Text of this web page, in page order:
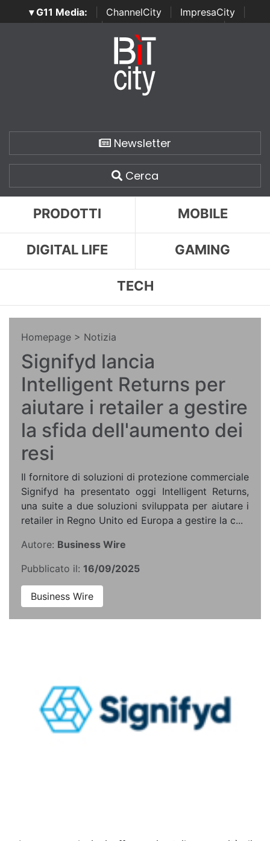
▾ G11 Media: ChannelCity ImpresaCity
SecurityOpenLab | Italian Channel Awards | Italian
Italian Security Awards
Newsletter
Cerca
PRODOTTI MOBILE
DIGITAL LIFE GAMING
TECH
Homepage > Notizia
Signifyd lancia
Intelligent Returns per
aiutare i retailer a gestire
la sfida dell'aumento dei
resi
Il fornitore di soluzioni di protezione commerciale
Signifyd ha presentato oggi Intelligent Returns,
una suite a due soluzioni sviluppata per aiutare i
retailer in Regno Unito ed Europa a gestire la c...
Autore: Business Wire
Pubblicato il: 16/09/2025
Business Wire